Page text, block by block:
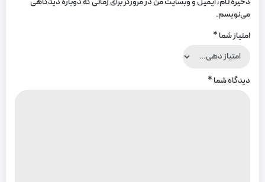
می‌نویسم.
امتیاز شما*
دیدگاه شما*